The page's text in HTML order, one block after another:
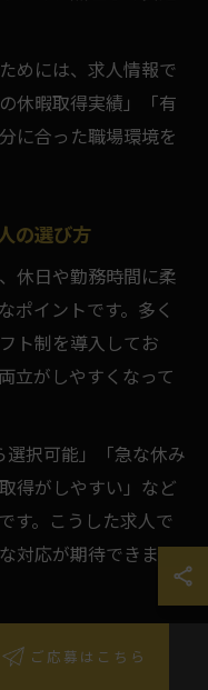
めには、求人情報で
休暇取得実績」「有
に合った職場環境を
の選び方
休日や勤務時間に柔
ポイントです。多く
ト制を導入してお
立がしやすくなって
択可能」「急な休み
得がしやすい」など
す。こうした求人で
対応が期待できま
間や休日日数を事前
通りやすさ」や「急
ご応募はこちら